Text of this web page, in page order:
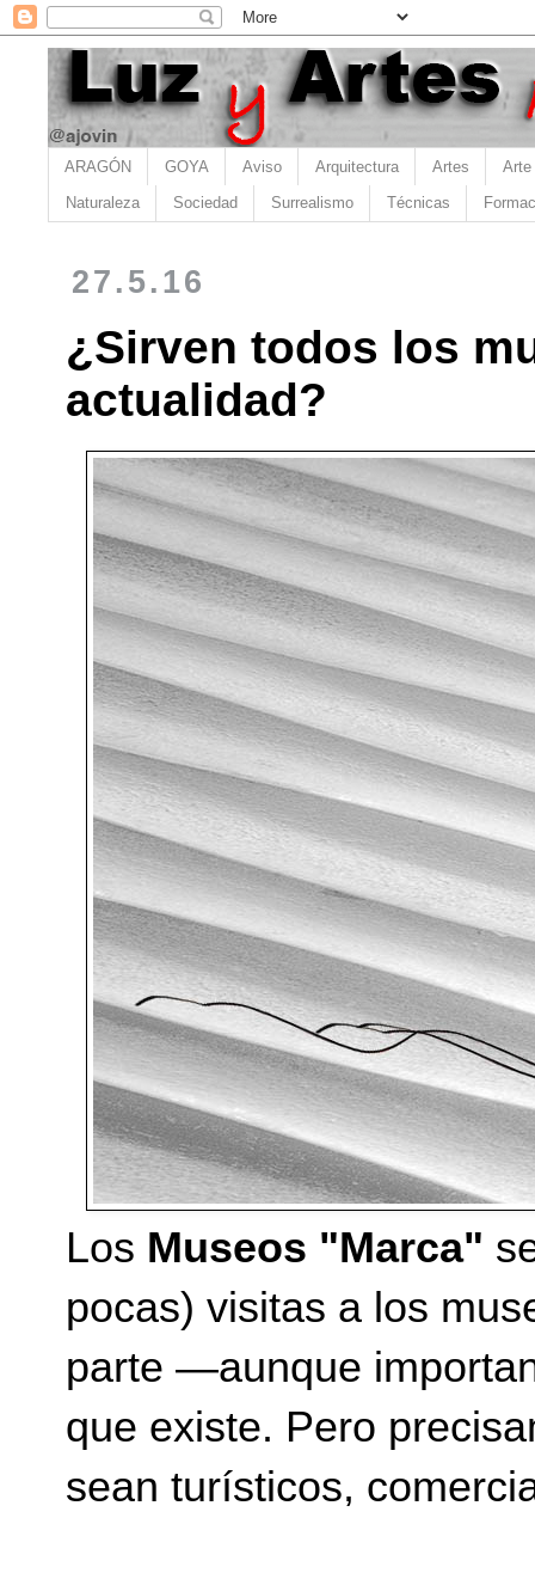
ARAGÓN GOYA Aviso Arquitectura Artes Arte
Naturaleza Sociedad Surrealismo Técnicas
27.5.16
¿Sirven todos los
actualidad?
Los Museos "Marca"
pocas) visitas a los
parte —aunque
que existe. Pero
sean turísticos,